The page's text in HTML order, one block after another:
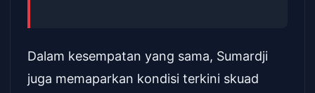
Dalam kesempatan yang sama, Sumardji
juga memaparkan kondisi terkini skuad